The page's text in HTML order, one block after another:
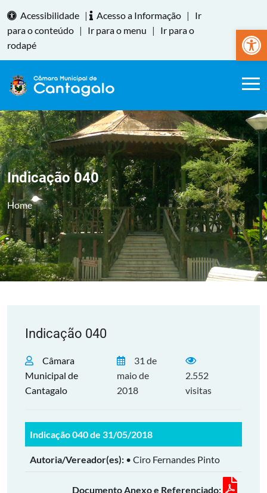
Abrir
Acessibilidade | Acesso a Informação |
Ir
para o conteúdo | Ir para o menu |
Ir para o
rodapé
Indicação 040
Home
Indicação 040
Câmara
Municipal de
Cantagalo
31 de
maio de
2018
2.552
visitas
Indicação 040 de 31/05/2018
Autoria/Vereador(es): • Ciro Fernandes Pinto
Documento Anexo e Referenciado: